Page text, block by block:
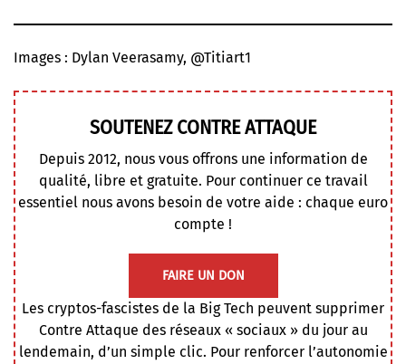
Images : Dylan Veerasamy, @Titiart1
SOUTENEZ CONTRE ATTAQUE
Depuis 2012, nous vous offrons une information de
qualité, libre et gratuite. Pour continuer ce travail
essentiel nous avons besoin de votre aide : chaque euro
compte !
FAIRE UN DON
Les cryptos-fascistes de la Big Tech peuvent supprimer
Contre Attaque des réseaux « sociaux » du jour au
lendemain, d’un simple clic. Pour renforcer l’autonomie